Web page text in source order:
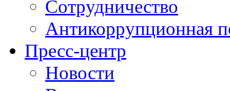
Сотрудничество
Антикоррупционная
Пресс-центр
Новости